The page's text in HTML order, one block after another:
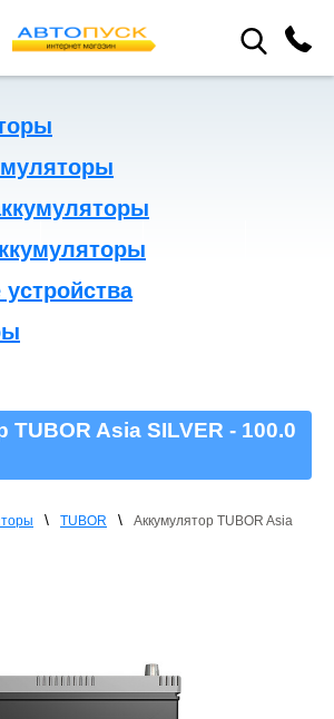
TUBOR Asia SILVER - 100.0
\ TUBOR \
Аккумулятор TUBOR Asia